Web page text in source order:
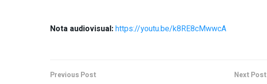
Nota audiovisual:https://youtu.be/k8RE8cMwwcA
Previous Post Next Post